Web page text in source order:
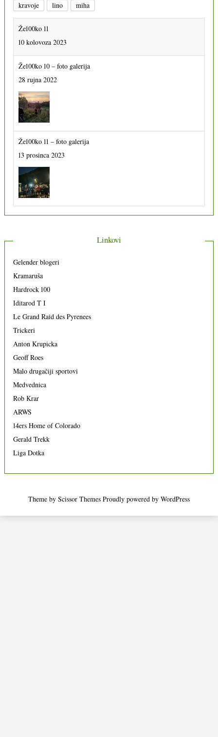
kravoje
lino miha
10 kolovoza 2023
Že100ko 10 – foto galerija
28 rujna 2022
Že100ko 11 – foto galerija
13 prosinca 2023
Linkovi
Gelender blogeri
Kramaruša
Hardrock 100
Iditarod T I
Le Grand Raid des Pyrenees
Trickeri
Anton Krupicka
Geoff Roes
Malo drugačiji sportovi
Medvednica
Rob Krar
ARWS
14ers Home of Colorado
Gerald Trekk
Liga Dotka
Theme by Scissor Themes Proudly powered by WordPress